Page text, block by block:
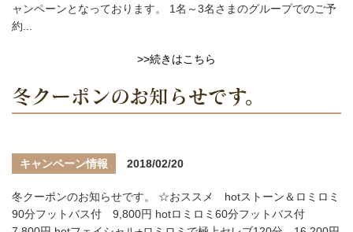
ャンペーンとなっております。 1名～3名さまのグループでのご予
約...
>>続きはこちら
冬クーポンのお知らせです。
キャンペーン情報 2018/02/20
冬クーポンのお知らせです。 ☆おススメ hotストーン＆ロミロミ
90分フットバス付 9,800円 hotロミロミ60分フットバス付